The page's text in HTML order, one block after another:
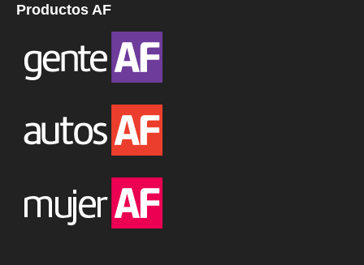
Productos AF